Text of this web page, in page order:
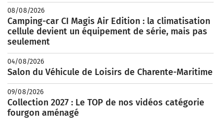
08/08/2026
Camping-car CI Magis Air Edition : la climatisation
cellule devient un équipement de série, mais pas
seulement
04/08/2026
Salon du Véhicule de Loisirs de Charente-Maritime
09/08/2026
Collection 2027 : Le TOP de nos vidéos catégorie
fourgon aménagé